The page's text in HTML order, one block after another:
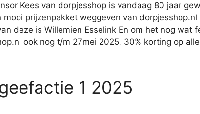
Kees van dorpjesshop is vandaag 80 jaar
mooi prijzenpakket weggeven van
deze is Willemien Esselink En om het nog wat
ook nog t/m 27mei 2025, 30% korting op
1 2025